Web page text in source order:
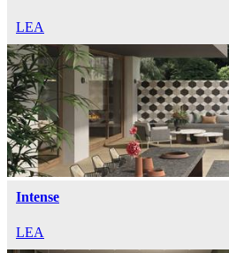
LEA
Intense
LEA